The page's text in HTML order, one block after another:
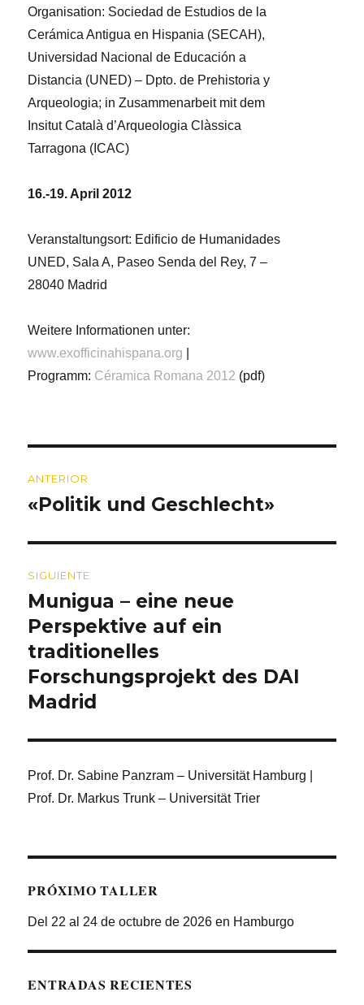
Organisation: Sociedad de Estudios de la
Cerámica Antigua en Hispania (SECAH),
Universidad Nacional de Educación a
Distancia (UNED) – Dpto. de Prehistoria y
Arqueologia; in Zusammenarbeit mit dem
Insitut Català d’Arqueologia Clàssica
Tarragona (ICAC)
16.-19. April 2012
Veranstaltungsort: Edificio de Humanidades
UNED, Sala A, Paseo Senda del Rey, 7 –
28040 Madrid
Weitere Informationen unter:
www.exofficinahispana.org
Programm: Céramica Romana 2012 (pdf)
de
ANTERIOR
Entrada
«Politik und Geschlecht»
SIGUIENTE
Entrada
siguiente:
Munigua – eine neue
Perspektive auf ein
traditionelles
Forschungsprojekt des DAI
Madrid
Prof. Dr. Sabine Panzram – Universität Hamburg |
Prof. Dr. Markus Trunk – Universität Trier
PRÓXIMO TALLER
Del 22 al 24 de octubre de 2026 en Hamburgo
ENTRADAS RECIENTES